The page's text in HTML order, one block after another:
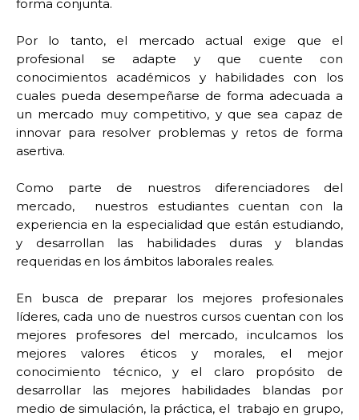
forma conjunta.
Por lo tanto, el mercado actual exige que el
profesional se adapte y que cuente con
conocimientos académicos y habilidades con los
cuales pueda desempeñarse de forma adecuada a
un mercado muy competitivo, y que sea capaz de
innovar para resolver problemas y retos de forma
asertiva.
Como parte de nuestros diferenciadores del
mercado, nuestros estudiantes cuentan con la
experiencia en la especialidad que están estudiando,
y desarrollan las habilidades duras y blandas
requeridas en los ámbitos laborales reales.
En busca de preparar los mejores profesionales
líderes, cada uno de nuestros cursos cuentan con los
mejores profesores del mercado, inculcamos los
mejores valores éticos y morales, el mejor
conocimiento técnico, y el claro propósito de
desarrollar las mejores habilidades blandas por
medio de simulación, la práctica, el trabajo en grupo,